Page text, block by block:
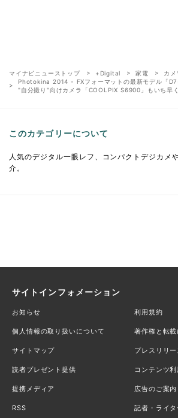
マイナビニューストップ +Digital 家電
カメ
Photokina 2014 - FXフォーマットの最新モデル「
"自分撮り"向けカメラ「COOLPIX S6900」もいち早
このカテゴリーについて
人気のデジタル一眼レフ、コンパクトデジカメ
介。
サイトインフォメーション
お知らせ 利用規約
個人情報の取り扱いについて 著作権と転
サイトマップ プレスリリ
読者プレゼント提供 コンテンツ
提携メディア 広告のご案内
RSS 記者・ライ